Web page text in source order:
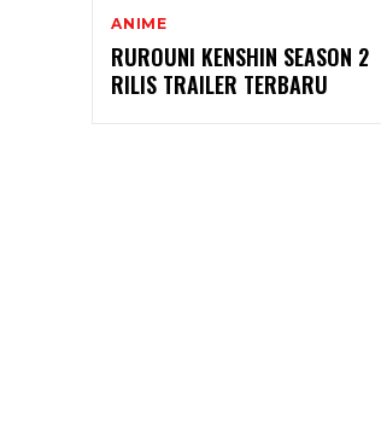
ANIME
RUROUNI KENSHIN SEASON 2
RILIS TRAILER TERBARU